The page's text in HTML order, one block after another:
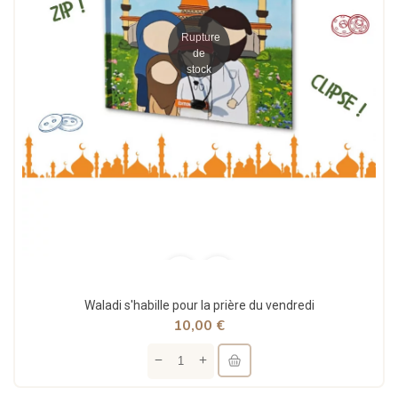
Rupture
de
stock
Waladi s'habille pour la prière du vendredi
10,00 €